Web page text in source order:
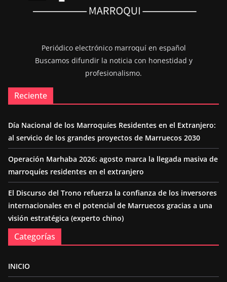
Periódico electrónico marroquí en español
Buscamos difundir la noticia con honestidad y
profesionalismo.
Reciente
Día Nacional de los Marroquíes Residentes en el Extranjero:
al servicio de los grandes proyectos de Marruecos 2030
Operación Marhaba 2026: agosto marca la llegada masiva de
marroquíes residentes en el extranjero
El Discurso del Trono refuerza la confianza de los inversores
internacionales en el potencial de Marruecos gracias a una
visión estratégica (experto chino)
Categorías
INICIO